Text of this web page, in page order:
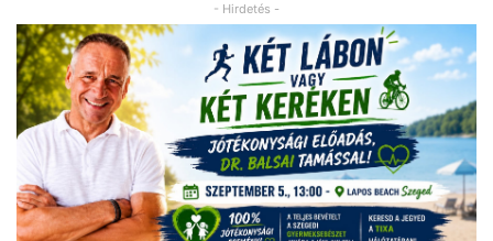
- Hirdetés -